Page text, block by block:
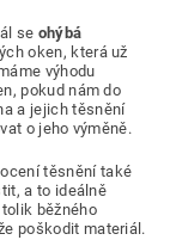
se ohýbá
oken, která už
výhodu
pokud nám do
a jejich těsnění
o jeho výměně.
těsnění také
a to ideálně
běžného
poškodit materiál.